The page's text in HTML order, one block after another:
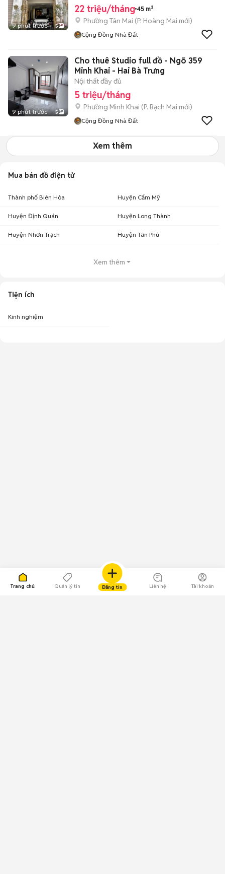
Trang chủ Quản lý tin Đăng tin Liên hệ Tài khoản
9 phút trước 5
22 triệu/tháng 45 m²
Phường Tân Mai (P. Hoàng Mai mới)
Cộng Đồng Nhà Đất
9 phút trước 5
Cho thuê Studio full đồ - Ngõ 359
Minh Khai - Hai Bà Trưng
Nội thất đầy đủ
5 triệu/tháng
Phường Minh Khai (P. Bạch Mai mới)
Cộng Đồng Nhà Đất
Xem thêm
Mua bán đồ điện tử
Thành phố Biên Hòa Huyện Cẩm Mỹ
Huyện Định Quán Huyện Long Thành
Huyện Nhơn Trạch Huyện Tân Phú
Xem thêm
Tiện ích
Kinh nghiệm